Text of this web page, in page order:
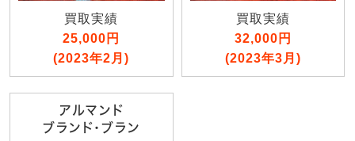
買取実績
25,000円
(2023年2月)
買取実績
32,000円
(2023年3月)
アルマンド
ブランド・ブラン